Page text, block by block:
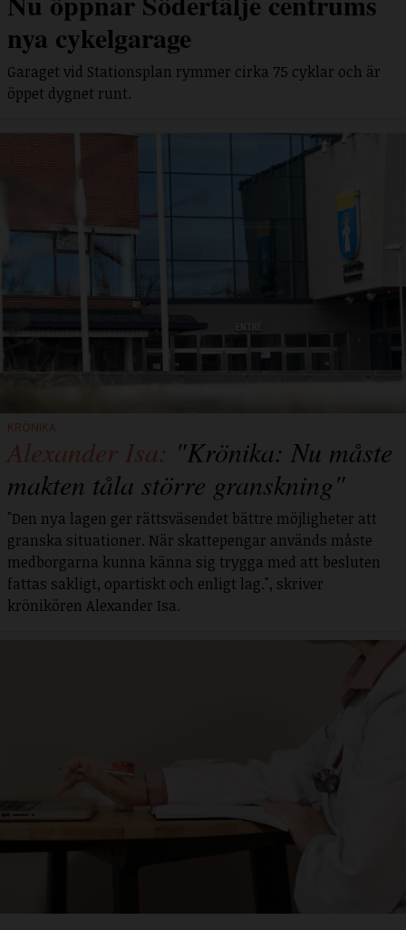
nya cykelgarage
Garaget vid Stationsplan rymmer cirka 75 cyklar och är
öppet dygnet runt.
KRÖNIKA
Alexander Isa: "Krönika: Nu måste
makten tåla större granskning"
"Den nya lagen ger rättsväsendet bättre möjligheter att
granska situationer. När skattepengar används måste
medborgarna kunna känna sig trygga med att besluten
fattas sakligt, opartiskt och enligt lag.", skriver
krönikören Alexander Isa.